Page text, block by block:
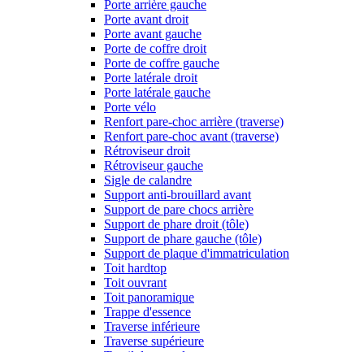
Porte arrière gauche
Porte avant droit
Porte avant gauche
Porte de coffre droit
Porte de coffre gauche
Porte latérale droit
Porte latérale gauche
Porte vélo
Renfort pare-choc arrière (traverse)
Renfort pare-choc avant (traverse)
Rétroviseur droit
Rétroviseur gauche
Sigle de calandre
Support anti-brouillard avant
Support de pare chocs arrière
Support de phare droit (tôle)
Support de phare gauche (tôle)
Support de plaque d'immatriculation
Toit hardtop
Toit ouvrant
Toit panoramique
Trappe d'essence
Traverse inférieure
Traverse supérieure